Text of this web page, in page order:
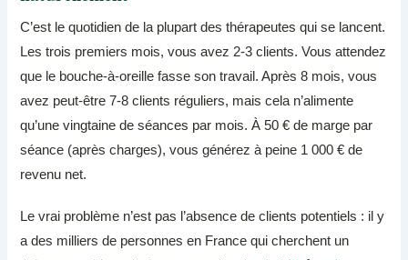
C’est le quotidien de la plupart des thérapeutes qui se lancent.
Les trois premiers mois, vous avez 2-3 clients. Vous attendez
que le bouche-à-oreille fasse son travail. Après 8 mois, vous
avez peut-être 7-8 clients réguliers, mais cela n’alimente
qu’une vingtaine de séances par mois. À 50 € de marge par
séance (après charges), vous générez à peine 1 000 € de
revenu net.
Le vrai problème n’est pas l’absence de clients potentiels : il y
a des milliers de personnes en France qui cherchent un